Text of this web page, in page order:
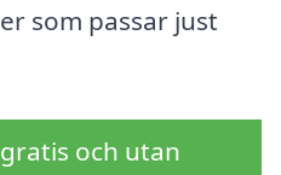
som passar just
och utan